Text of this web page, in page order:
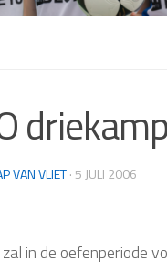
VAN VLIET· 5 JULI 2006
zal in de oefenperiode